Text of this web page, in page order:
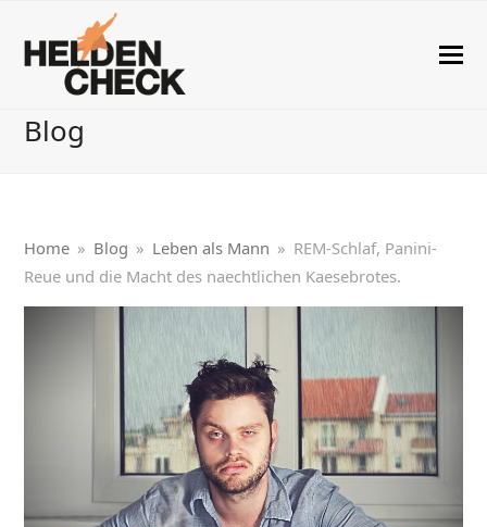
Blog
Home » Blog » Leben als Mann » REM-Schlaf, Panini-
Reue und die Macht des naechtlichen Kaesebrotes.